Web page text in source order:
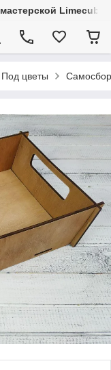
Limecube
Под цветы